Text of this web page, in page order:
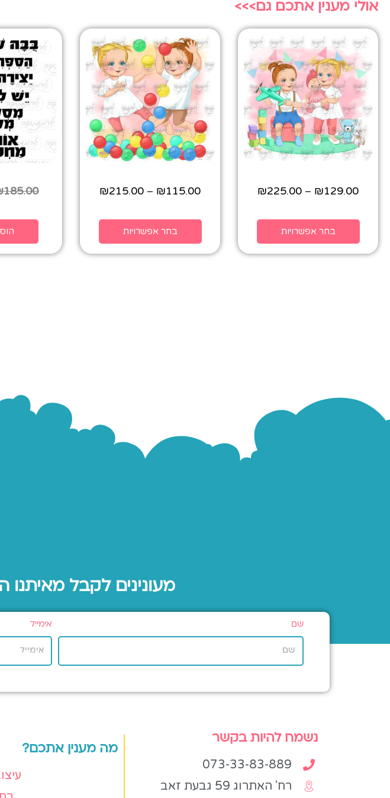
אולי מענין אתכם גם>>>
₪129.00
–
₪225.00
בחר אפשרויות
₪115.00
–
₪215.00
בחר אפשרויות
185.00
מעונינים לקבל מאיתנו
שם אימייל
נשמח להיות בקשר
073-33-83-889
רח' האתרוג 59 גבעת זאב
מה מענין אתכם?